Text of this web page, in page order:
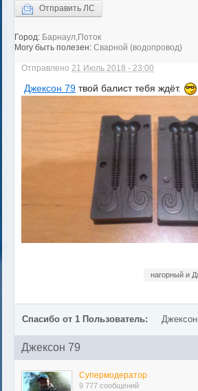
Отправить ЛС
Город: Барнаул,Поток
Могу быть полезен: Сварной (водопровод)
Отправлено 21 Июль 2018 - 23:00
Джексон 79 твой балист тебя ждёт.
нагорный и
Спасибо от 1 Пользователь:
Джексон 79
Супермодератор
9 777 сообщений